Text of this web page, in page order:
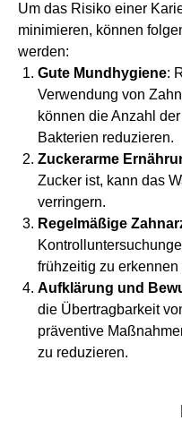
Um das Risiko einer
minimieren, können
werden:
Gute Mundhygiene:
Verwendung von
können die Anzahl
Bakterien reduzieren.
Zuckerarme
Zucker ist, kann das
verringern.
Regelmäßige
frühzeitig zu
Aufklärung und
die Übertragbarkeit
präventive
zu reduzieren.